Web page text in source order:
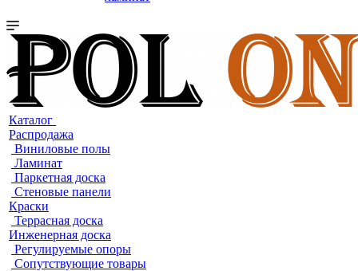
Каталог
Распродажа
Виниловые полы
Ламинат
Паркетная доска
Стеновые панели
Краски
Террасная доска
Инженерная доска
Регулируемые опоры
Сопутствующие товары